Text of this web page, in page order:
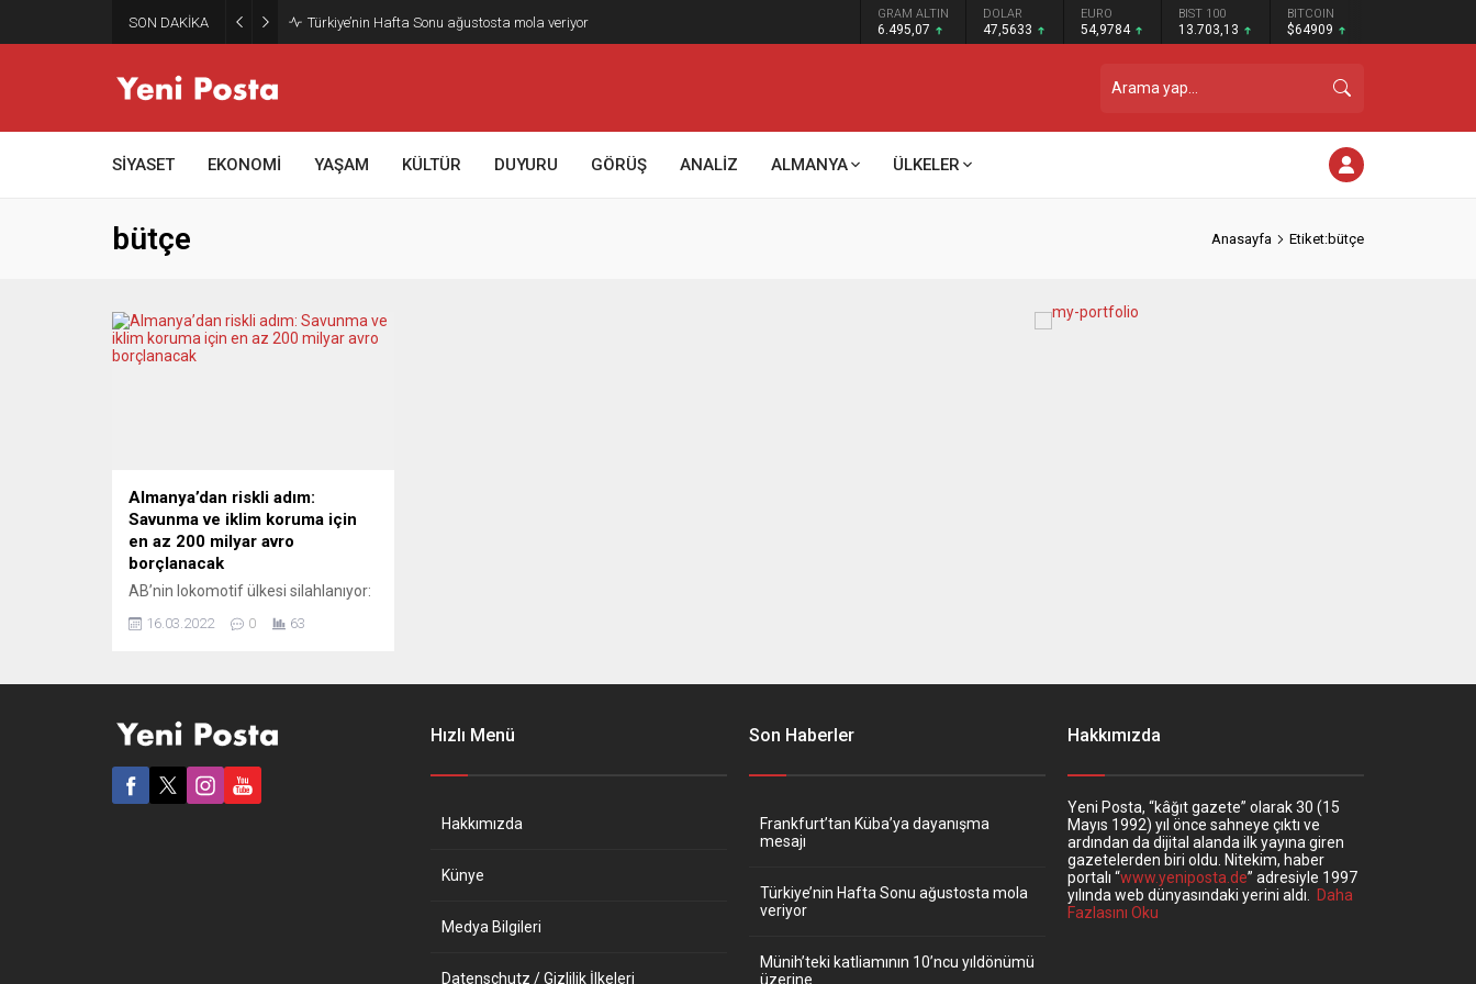
SON DAKİKA Türkiye’nin Hafta Sonu ağustosta mola veriyor GRAM ALTIN
6.495,07
DOLAR
47,5633
EURO
54,9784
BIST 100
13.703,13
BITCOIN
$64909
SİYASET EKONOMİ YAŞAM KÜLTÜR DUYURU GÖRÜŞ ANALİZ ALMANYA ÜLKELER
bütçe Anasayfa Etiket:bütçe
Almanya’dan riskli adım:
Savunma ve iklim koruma için
en az 200 milyar avro
borçlanacak
AB’nin lokomotif ülkesi silahlanıyor:
Berlin, orduyu yeni silahlarla
modernize etmek ve iklimi
planlıyor. Federal Almanya
Bakanlar Kurulu, Alman koalisyon
hükûmetinin en az 200 milyar avro
ek borçlanma öngören 2022 yılı
16.03.2022 0 63
Hızlı Menü
Hakkımızda
Künye
Medya Bilgileri
Datenschutz / Gizlilik İlkeleri
Son Haberler
Frankfurt’tan Küba’ya dayanışma
mesajı
Türkiye’nin Hafta Sonu ağustosta mola
veriyor
Münih’teki katliamının 10’ncu yıldönümü
üzerine
Hakkımızda
Yeni Posta, “kâğıt gazete” olarak 30 (15
Mayıs 1992) yıl önce sahneye çıktı ve
ardından da dijital alanda ilk yayına giren
gazetelerden biri oldu. Nitekim, haber
portalı “www.yeniposta.de” adresiyle 1997
yılında web dünyasındaki yerini aldı. Daha
Fazlasını Oku